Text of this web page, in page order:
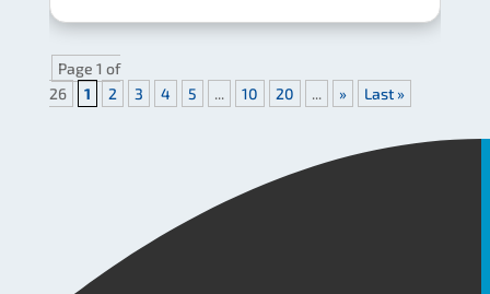
Page 1 of
26
1 2 3 4 5 ... 10 20 ... » Last »